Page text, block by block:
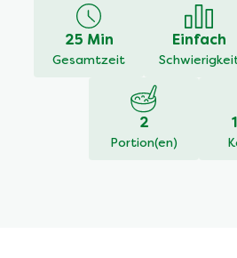
recipe
25 Min
Gesamtzeit
Einfach
2
Portion(en)